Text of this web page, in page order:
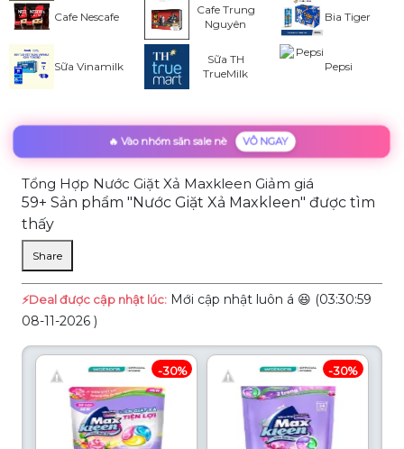
Cafe Nescafe
Cafe Trung
Nguyên
Bia Tiger
Sữa Vinamilk
Sữa TH
TrueMilk
Pepsi
🔥 Vào nhóm săn sale nè VÔ NGAY
Tổng Hợp Nước Giặt Xả Maxkleen Giảm giá
59+ Sản phẩm "Nước Giặt Xả Maxkleen" được tìm
thấy
Share
⚡️Deal được cập nhật lúc: Mới cập nhật luôn á 😆 (03:30:59
08-11-2026 )
-30% -30%